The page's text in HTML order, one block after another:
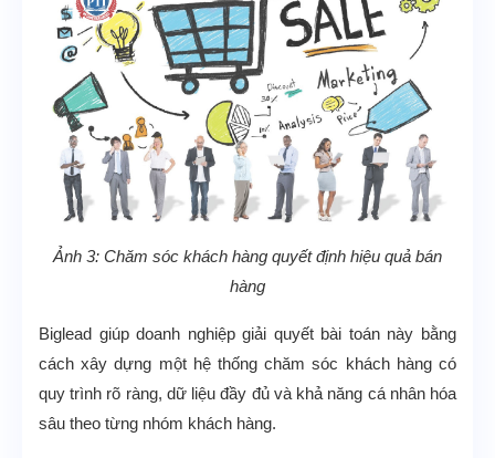
Ảnh 3: Chăm sóc khách hàng quyết định hiệu quả bán
hàng
Biglead giúp doanh nghiệp giải quyết bài toán này bằng
cách xây dựng một hệ thống chăm sóc khách hàng có
quy trình rõ ràng, dữ liệu đầy đủ và khả năng cá nhân hóa
sâu theo từng nhóm khách hàng.